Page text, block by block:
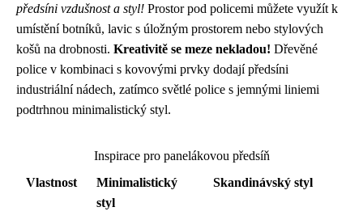
předsíni vzdušnost a styl! Prostor pod policemi můžete využít k
umístění botníků, lavic s úložným prostorem nebo stylových
košů na drobnosti. Kreativitě se meze nekladou! Dřevěné
police v kombinaci s kovovými prvky dodají předsíni
industriální nádech, zatímco světlé police s jemnými liniemi
podtrhnou minimalistický styl.
Inspirace pro panelákovou předsíň
Vlastnost
Minimalistický
styl
Skandinávský styl